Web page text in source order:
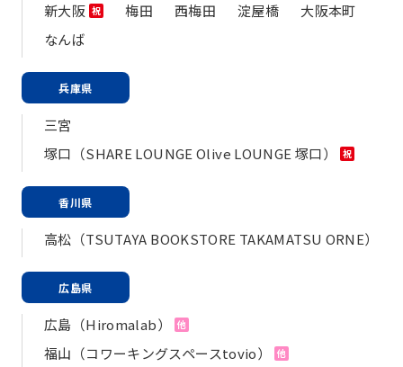
新大阪 祝 梅田 西梅田 淀屋橋
大阪本町
なんば
兵庫県
三宮
塚口（SHARE LOUNGE Olive LOUNGE 塚口）
祝
香川県
高松（TSUTAYA BOOKSTORE TAKAMATSU ORNE）
広島県
広島（Hiromalab） 他
福山（コワーキングスペースtovio） 他